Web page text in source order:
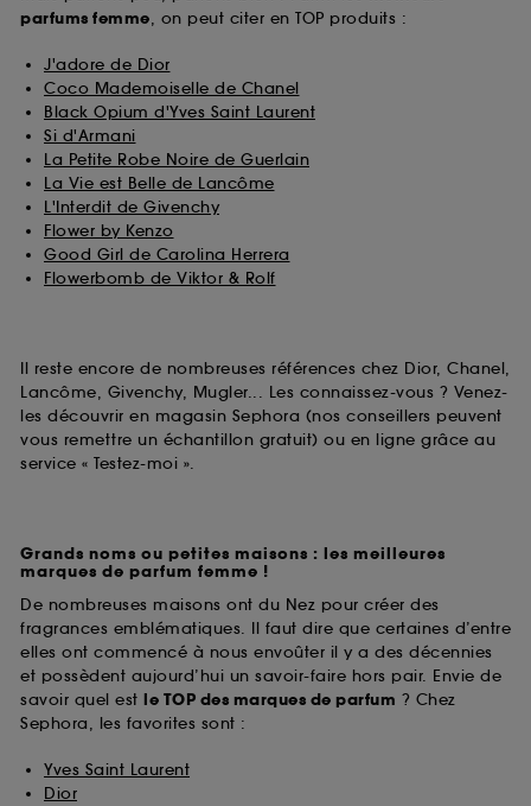
parfums femme, on peut citer en TOP produits :
J'adore de Dior
Coco Mademoiselle de Chanel
Black Opium d'Yves Saint Laurent
Si d'Armani
La Petite Robe Noire de Guerlain
La Vie est Belle de Lancôme
L'Interdit de Givenchy
Flower by Kenzo
Good Girl de Carolina Herrera
Flowerbomb de Viktor & Rolf
Il reste encore de nombreuses références chez Dior, Chanel,
Lancôme, Givenchy, Mugler... Les connaissez-vous ? Venez-
les découvrir en magasin Sephora (nos conseillers peuvent
vous remettre un échantillon gratuit) ou en ligne grâce au
service « Testez-moi ».
Grands noms ou petites maisons : les meilleures
marques de parfum femme !
De nombreuses maisons ont du Nez pour créer des
fragrances emblématiques. Il faut dire que certaines d’entre
elles ont commencé à nous envoûter il y a des décennies
et possèdent aujourd’hui un savoir-faire hors pair. Envie de
savoir quel est le TOP des marques de parfum ? Chez
Sephora, les favorites sont :
Yves Saint Laurent
Dior